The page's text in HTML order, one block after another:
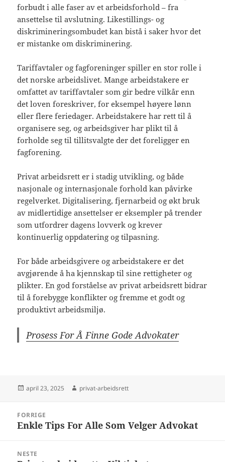
forbudt i alle faser av et arbeidsforhold – fra
ansettelse til avslutning. Likestillings- og
diskrimineringsombudet kan bistå i saker hvor det
er mistanke om diskriminering.
Tariffavtaler og fagforeninger spiller en stor rolle i
det norske arbeidslivet. Mange arbeidstakere er
omfattet av tariffavtaler som gir bedre vilkår enn
det loven foreskriver, for eksempel høyere lønn
eller flere feriedager. Arbeidstakere har rett til å
organisere seg, og arbeidsgiver har plikt til å
forholde seg til tillitsvalgte der det foreligger en
fagforening.
Privat arbeidsrett er i stadig utvikling, og både
nasjonale og internasjonale forhold kan påvirke
regelverket. Digitalisering, fjernarbeid og økt bruk
av midlertidige ansettelser er eksempler på trender
som utfordrer dagens lovverk og krever
kontinuerlig oppdatering og tilpasning.
For både arbeidsgivere og arbeidstakere er det
avgjørende å ha kjennskap til sine rettigheter og
plikter. En god forståelse av privat arbeidsrett bidrar
til å forebygge konflikter og fremme et godt og
produktivt arbeidsmiljø.
Prosess For Å Finne Gode Advokater
Publisert
april 23, 2025 Forfatter
privat-arbeidsrett
FORRIGE
Forrige
Enkle Tips For Alle Som Velger Advokat
NESTE